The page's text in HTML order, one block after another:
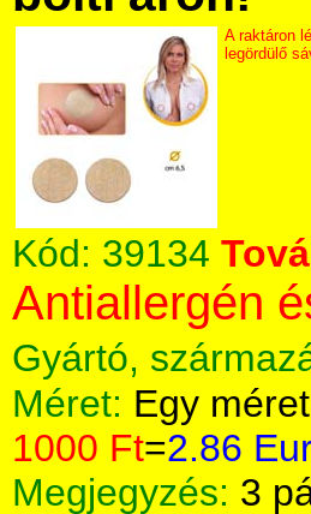
A raktáron
legördülő
Kód: 39134
Antiallergén
Gyártó,
Méret: Egy
1000 Ft=2.86
Megjegyzés: 3